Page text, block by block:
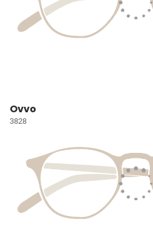
Ovvo
3828